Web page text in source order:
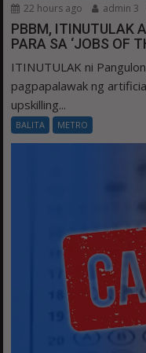
22 hours ago admin 3
PBBM, ITINUTULAK
PARA SA ‘JOBS OF
ITINUTULAK ni
pagpapalawak ng
upskilling...
BALITA METRO